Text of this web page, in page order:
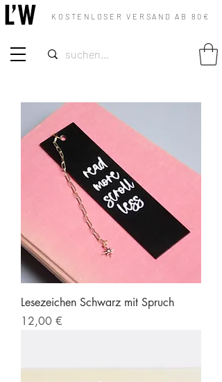
KOSTENLOSER VERSAND AB 80€
Lesezeichen Schwarz mit Spruch
Preis
12,00 €